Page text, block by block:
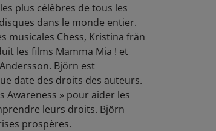
plus célèbres de tous les
dans le monde entier.
musicales Chess, Kristina från
les films Mamma Mia ! et
Björn est
date des droits des auteurs.
Awareness » pour aider les
leurs droits. Björn
prospères.